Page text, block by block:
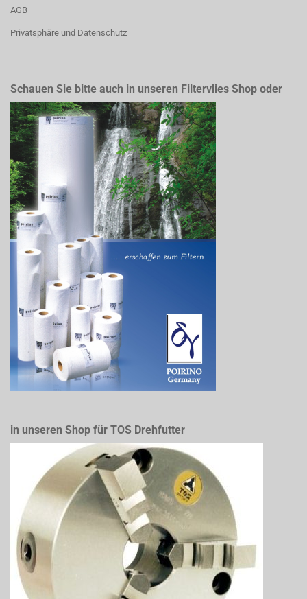
AGB
Privatsphäre und Datenschutz
Schauen Sie bitte auch in unseren Filtervlies Shop oder
in unseren Shop für TOS Drehfutter